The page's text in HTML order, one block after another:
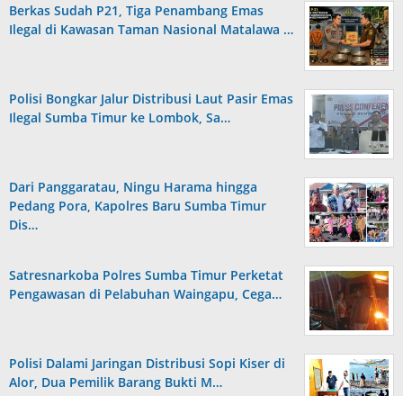
Berkas Sudah P21, Tiga Penambang Emas
Ilegal di Kawasan Taman Nasional Matalawa …
Polisi Bongkar Jalur Distribusi Laut Pasir Emas
Ilegal Sumba Timur ke Lombok, Sa…
Dari Panggaratau, Ningu Harama hingga
Pedang Pora, Kapolres Baru Sumba Timur
Dis…
Satresnarkoba Polres Sumba Timur Perketat
Pengawasan di Pelabuhan Waingapu, Cega…
Polisi Dalami Jaringan Distribusi Sopi Kiser di
Alor, Dua Pemilik Barang Bukti M…